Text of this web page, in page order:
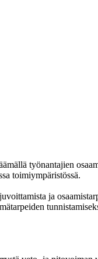
työnantajien
toimiympäristössä.
ja